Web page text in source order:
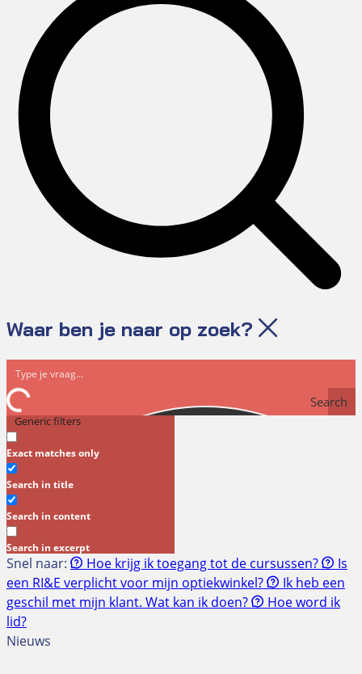
Waar ben je naar op zoek?
Search
Generic filters
Exact matches only
Search in title
Search in content
Search in excerpt
Snel naar: Hoe krijg ik toegang tot de cursussen?
Is
een RI&E verplicht voor mijn optiekwinkel?
Ik heb een
geschil met mijn klant. Wat kan ik doen?
Hoe word ik
lid?
Nieuws